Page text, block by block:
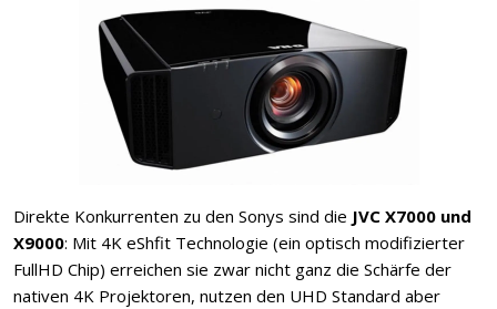
Direkte Konkurrenten zu den Sonys sind die JVC X7000 und
X9000: Mit 4K eShfit Technologie (ein optisch modifizierter
FullHD Chip) erreichen sie zwar nicht ganz die Schärfe der
nativen 4K Projektoren, nutzen den UHD Standard aber